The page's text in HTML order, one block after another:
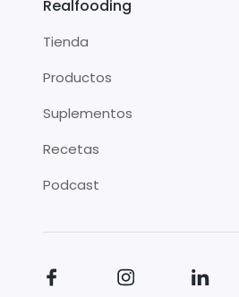
Realfooding
Tienda
Productos
Suplementos
Recetas
Podcast